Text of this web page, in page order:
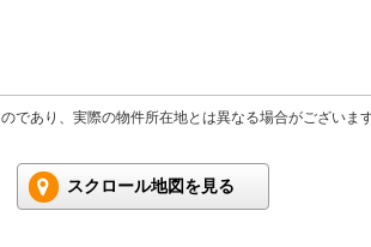
あり、実際の物件所在地とは異なる場合がございます
スクロール地図を見る